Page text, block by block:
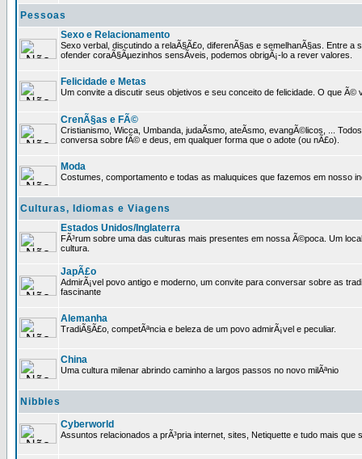
Pessoas
Sexo e Relacionamento
Sexo verbal, discutindo a relaÃ§Ã£o, diferenÃ§as e semelhanÃ§as. Entre a
ofender coraÃ§Ãµezinhos sensÃ­veis, podemos obrigÃ¡-lo a rever valores.
Felicidade e Metas
Um convite a discutir seus objetivos e seu conceito de felicidade. O que Ã©
CrenÃ§as e FÃ©
Cristianismo, Wicca, Umbanda, judaÃ­smo, ateÃ­smo, evangÃ©licos, ...
conversa sobre fÃ© e deus, em qualquer forma que o adote (ou nÃ£o).
Moda
Costumes, comportamento e todas as maluquices que fazemos em nosso
Culturas, Idiomas e Viagens
Estados Unidos/Inglaterra
FÃ³rum sobre uma das culturas mais presentes em nossa Ã©poca. Um
cultura.
JapÃ£o
AdmirÃ¡vel povo antigo e moderno, um convite para conversar sobre as
fascinante
Alemanha
TradiÃ§Ã£o, competÃªncia e beleza de um povo admirÃ¡vel e peculiar.
China
Uma cultura milenar abrindo caminho a largos passos no novo milÃªnio
Nibbles
Cyberworld
Assuntos relacionados a prÃ³pria internet, sites, Netiquette e tudo mais que